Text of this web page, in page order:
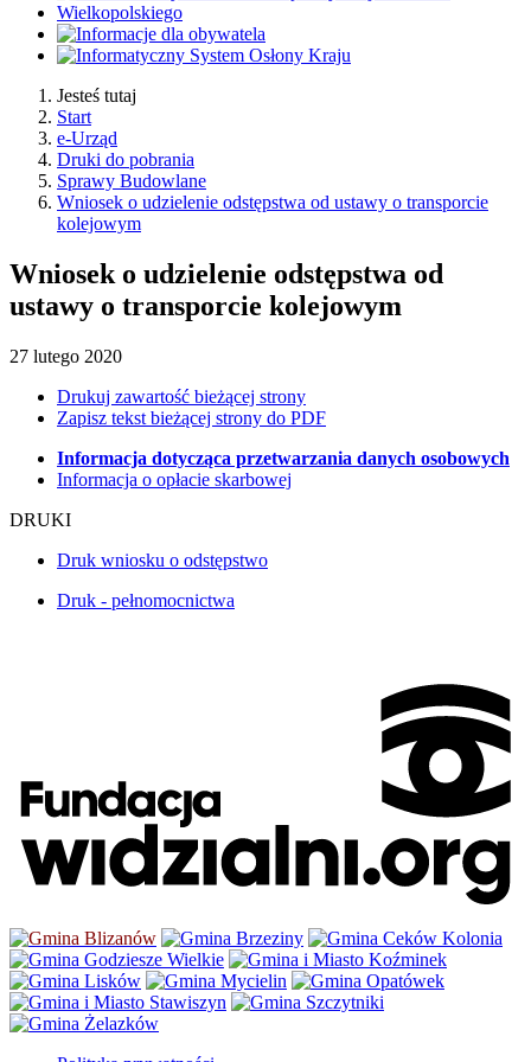
Jesteś tutaj
Start
e-Urząd
Druki do pobrania
Sprawy Budowlane
Wniosek o udzielenie odstępstwa od ustawy o transporcie
kolejowym
Wniosek o udzielenie odstępstwa od
ustawy o transporcie kolejowym
27 lutego 2020
Drukuj zawartość bieżącej strony
Zapisz tekst bieżącej strony do PDF
Informacja dotycząca przetwarzania danych osobowych
Informacja o opłacie skarbowej
DRUKI
Druk wniosku o odstępstwo
Druk - pełnomocnictwa